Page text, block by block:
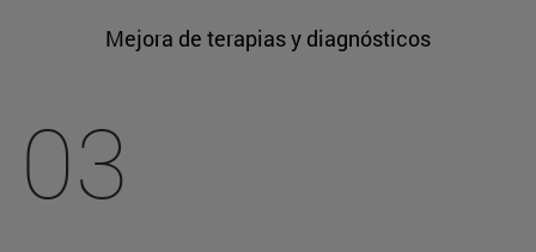
Mejora de terapias y diagnósticos
03